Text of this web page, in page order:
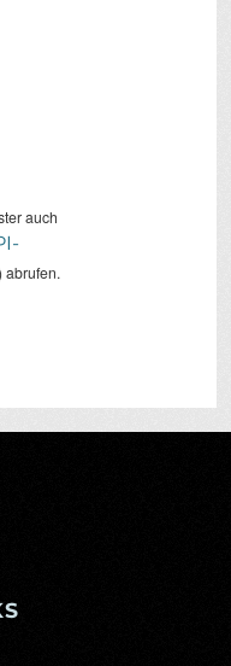
auch
abrufen.